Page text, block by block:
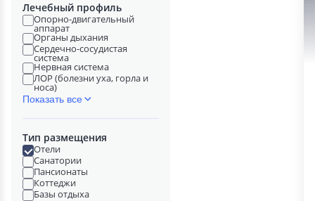
Лечебный профиль
Опорно-двигательный
аппарат
Органы дыхания
Сердечно-сосудистая
система
Нервная система
ЛОР (болезни уха, горла и
носа)
Показать все
Тип размещения
Отели
Санатории
Пансионаты
Коттеджи
Базы отдыха